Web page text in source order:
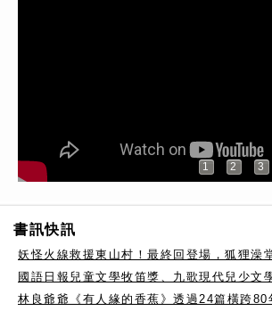
1 2 3
書訊快訊
妖怪火線救援東山村！最終回登場，狐狸澡
國語日報兒童文學牧笛獎、九歌現代兒少
林良爺爺《有人緣的香蕉》透過24篇橫跨